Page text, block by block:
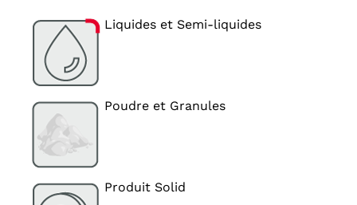
Liquides et Semi-liquides
Poudre et Granules
Produit Solid